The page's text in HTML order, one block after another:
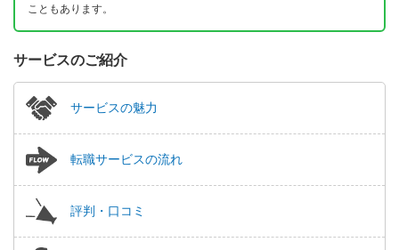
こともあります。
サービスのご紹介
サービスの魅力
転職サービスの流れ
評判・口コミ